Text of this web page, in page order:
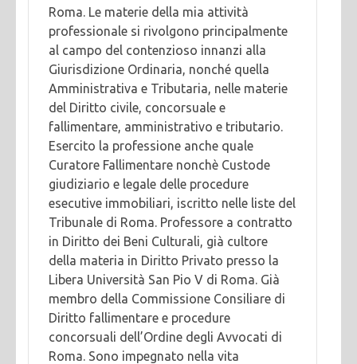
Roma. Le materie della mia attività
professionale si rivolgono principalmente
al campo del contenzioso innanzi alla
Giurisdizione Ordinaria, nonché quella
Amministrativa e Tributaria, nelle materie
del Diritto civile, concorsuale e
fallimentare, amministrativo e tributario.
Esercito la professione anche quale
Curatore Fallimentare nonchè Custode
giudiziario e legale delle procedure
esecutive immobiliari, iscritto nelle liste del
Tribunale di Roma. Professore a contratto
in Diritto dei Beni Culturali, già cultore
della materia in Diritto Privato presso la
Libera Università San Pio V di Roma. Già
membro della Commissione Consiliare di
Diritto fallimentare e procedure
concorsuali dell’Ordine degli Avvocati di
Roma. Sono impegnato nella vita